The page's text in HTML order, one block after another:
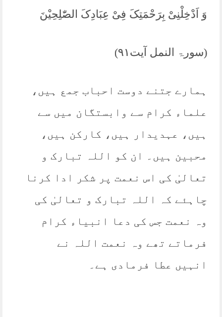
وَ اَدْخِلْنِیْ بِرَحْمَتِکَ فِیْ عِبَادِکَ الصّٰلِحِیْنَ
(سورۃ النمل آیت۹۱)
ہمارے جتنے دوست احباب جمع ہیں،
علماء کرام سے وابستگان میں سے
ہیں، عہدیدار ہیں، کارکن ہیں،
محبین ہیں۔ ان کو اللہ تبارک و
تعالیٰ کی اس نعمت پر شکر ادا کرنا
چاہئے کہ اللہ تبارک و تعالیٰ کی
وہ نعمت جس کی دعا انبیاء کرام
فرماتے تھے وہ نعمت اللہ نے
انہیں عطا فرمادی ہے۔